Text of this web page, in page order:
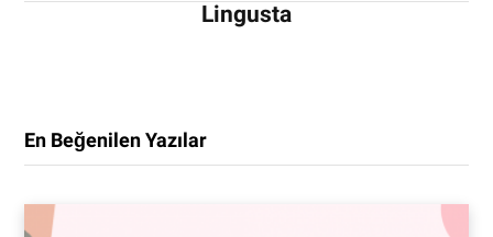
Lingusta
En Beğenilen Yazılar